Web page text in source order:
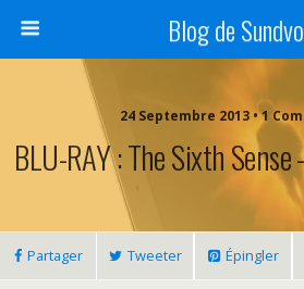
Blog de
24 Septembre 2013 • 1
BLU-RAY : The Sixth
Partager Tweeter Épingler